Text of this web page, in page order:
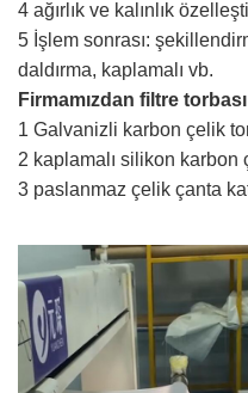
4 ağırlık ve kalınlık
5 İşlem sonrası:
daldırma, kaplamalı vb.
Firmamızdan filtre
1 Galvanizli karbon çelik
2 kaplamalı silikon karbon
3 paslanmaz çelik çanta